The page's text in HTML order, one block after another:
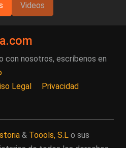
Videos
con nosotros, escríbenos en
Legal Privacidad
& Toools, S.L o sus